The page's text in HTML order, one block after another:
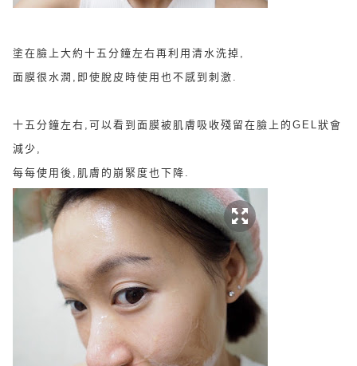
塗在臉上大約十五分鐘左右再利用清水洗掉,
面膜很水潤,即使脫皮時使用也不感到刺激.
十五分鐘左右,可以看到面膜被肌膚吸收殘留在臉上的GEL狀會
減少,
每每使用後,肌膚的崩緊度也下降.